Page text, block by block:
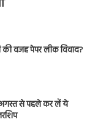
वजह पेपर लीक विवाद?
अगस्त से पहले कर लें ये